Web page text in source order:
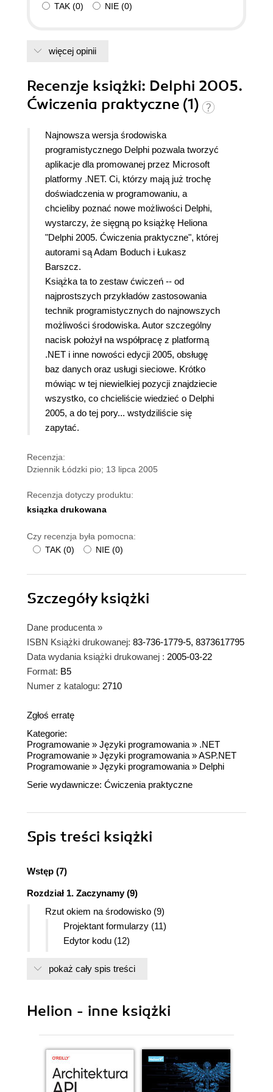
TAK (0) NIE (0)
więcej opinii
Recenzje książki: Delphi 2005.
Ćwiczenia praktyczne (1)
Najnowsza wersja środowiska
programistycznego Delphi pozwala tworzyć
aplikacje dla promowanej przez Microsoft
platformy .NET. Ci, którzy mają już trochę
doświadczenia w programowaniu, a
chcieliby poznać nowe możliwości Delphi,
wystarczy, że sięgną po książkę Heliona
"Delphi 2005. Ćwiczenia praktyczne", której
autorami są Adam Boduch i Łukasz
Barszcz.
Książka ta to zestaw ćwiczeń -- od
najprostszych przykładów zastosowania
technik programistycznych do najnowszych
możliwości środowiska. Autor szczególny
nacisk położył na współpracę z platformą
.NET i inne nowości edycji 2005, obsługę
baz danych oraz usługi sieciowe. Krótko
mówiąc w tej niewielkiej pozycji znajdziecie
wszystko, co chcieliście wiedzieć o Delphi
2005, a do tej pory... wstydziliście się
zapytać.
Recenzja:
Dziennik Łódzki pio; 13 lipca 2005
Recenzja dotyczy produktu:
ksiązka drukowana
Czy recenzja była pomocna:
TAK (0) NIE (0)
Szczegółyksiążki
Dane producenta »
ISBN Książki drukowanej: 83-736-1779-5, 8373617795
Data wydania książki drukowanej : 2005-03-22
Format: B5
Numer z katalogu: 2710
Zgłoś erratę
Kategorie:
Programowanie » Języki programowania » .NET
Programowanie » Języki programowania »ASP.NET
Programowanie » Języki programowania » Delphi
Serie wydawnicze: Ćwiczenia praktyczne
Spis treści książki
Wstęp (7)
Rozdział 1. Zaczynamy (9)
Rzut okiem na środowisko (9)
Projektant formularzy (11)
Edytor kodu (12)
Inspektor obiektów (14)
Rozdział 2. Podstawy platformy .NET (17)
Czym jest .NET (17)
.NET Framework (18)
Podstawowa terminologia (18)
Produkty dla programistów (19)
pokaż cały spis treści
Helion - inne książki